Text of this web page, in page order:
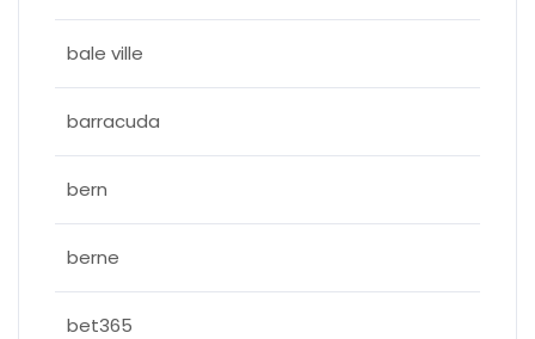
bale ville
barracuda
bern
berne
bet365